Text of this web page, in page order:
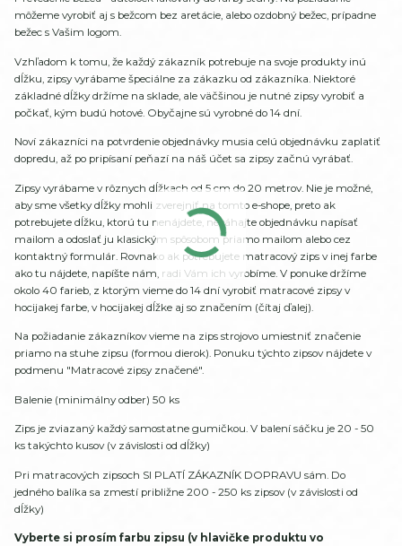
môžeme vyrobiť aj s bežcom bez aretácie, alebo ozdobný bežec, prípadne
bežec s Vašim logom.
Vzhľadom k tomu, že každý zákazník potrebuje na svoje produkty inú
dĺžku, zipsy vyrábame špeciálne za zákazku od zákazníka. Niektoré
základné dĺžky držíme na sklade, ale väčšinou je nutné zipsy vyrobiť a
počkať, kým budú hotové. Obyčajne sú vyrobné do 14 dní.
Noví zákazníci na potvrdenie objednávky musia celú objednávku zaplatiť
dopredu, až po pripísaní peňazí na náš účet sa zipsy začnú vyrábať.
Zipsy vyrábame v rôznych dĺžkach od 5 cm do 20 metrov. Nie je možné,
aby sme všetky dĺžky mohli zverejniť na tomto e-shope, preto ak
potrebujete dĺžku, ktorú tu nenájdete, neváhajte objednávku napísať
mailom a odoslať ju klasickým spôsobom priamo mailom alebo cez
kontaktný formulár. Rovnako ak potrebujete matracový zips v inej farbe
ako tu nájdete, napíšte nám, radi Vám ich vyrobíme. V ponuke držíme
okolo 40 farieb, z ktorým vieme do 14 dní vyrobiť matracové zipsy v
hocijakej farbe, v hocijakej dĺžke aj so značením (čítaj ďalej).
Na požiadanie zákazníkov vieme na zips strojovo umiestniť značenie
priamo na stuhe zipsu (formou dierok). Ponuku týchto zipsov nájdete v
podmenu "Matracové zipsy značené".
Balenie (minimálny odber) 50 ks
Zips je zviazaný každý samostatne gumičkou. V balení sáčku je 20 - 50
ks takýchto kusov (v závislosti od dĺžky)
Pri matracových zipsoch SI PLATÍ ZÁKAZNÍK DOPRAVU sám. Do
jedného balíka sa zmestí približne 200 - 250 ks zipsov (v závislosti od
dĺžky)
Vyberte si prosím farbu zipsu (v hlavičke produktu vo